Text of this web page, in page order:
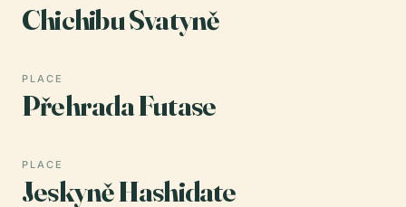
Chichibu Svatyně
PLACE
Přehrada Futase
PLACE
Jeskyně Hashidate